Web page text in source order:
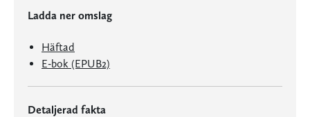
Ladda ner omslag
Häftad
E-bok (EPUB2)
Detaljerad fakta